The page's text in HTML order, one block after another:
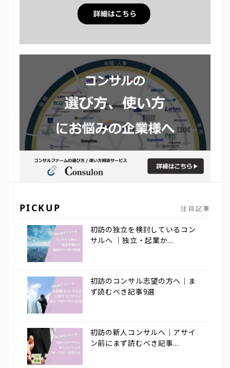
PICKUP 注目記事
初訪の独立を検討しているコン
サルへ ｜独立・起業か...
初訪のコンサル志望の方へ｜ま
ず読むべき記事9選
初訪の新人コンサルへ｜アサイ
ン前にまず読むべき記事...